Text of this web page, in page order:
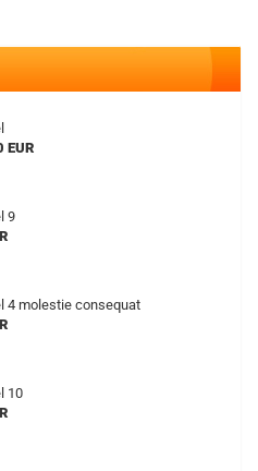
EUR
9
4 mo­lestie con­se­quat
10